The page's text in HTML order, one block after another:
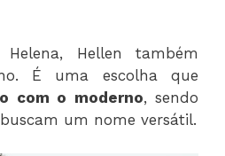
Hellen também
É uma escolha que
com o moderno, sendo
um nome versátil.